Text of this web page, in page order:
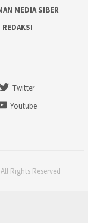
MEDIA SIBER
REDAKSI
Twitter
Youtube
Rights Reserved